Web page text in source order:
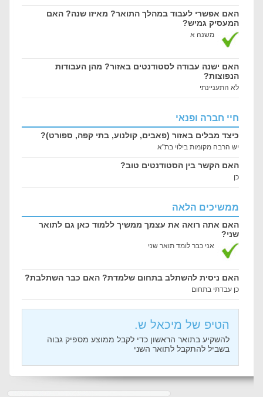
האם אפשרי לעבוד במהלך התואר? מאיזו שנה? האם
המעסיק גמיש?
משנה א
האם ישנה עבודה לסטודנטים באזור? מהן העבודות
הנפוצות?
לא התעניינתי
חיי חברה ופנאי
כיצד מבלים באזור (פאבים, קולנוע, בתי קפה, ספורט)?
יש הרבה מקומות בילוי בת"א
האם הקשר בין הסטודנטים טוב?
כן
ממשיכים הלאה
האם אתה רואה את עצמך ממשיך ללמוד כאן גם לתואר
שני?
אני כבר לומד תואר שני
האם ניסית להשתלב בתחום שלמדת? האם כבר השתלבת?
כן עבדתי בתחום
הטיפ של מיכאל ש.
להשקיע בתואר הראשון כדי לקבל ממוצע מספיק גבוה
בשביל להתקבל לתואר השני